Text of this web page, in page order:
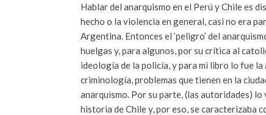
Hablar del anarquismo en el Perú y Chile es
hecho o la violencia en general, casi no era
Argentina. Entonces el ‘peligro’ del
huelgas y, para algunos, por su crítica al
ideología de la policía, y para mi libro lo fue la
criminología, problemas que tienen en la
anarquismo. Por su parte, (las autoridades)
historia de Chile y, por eso, se caracterizaba